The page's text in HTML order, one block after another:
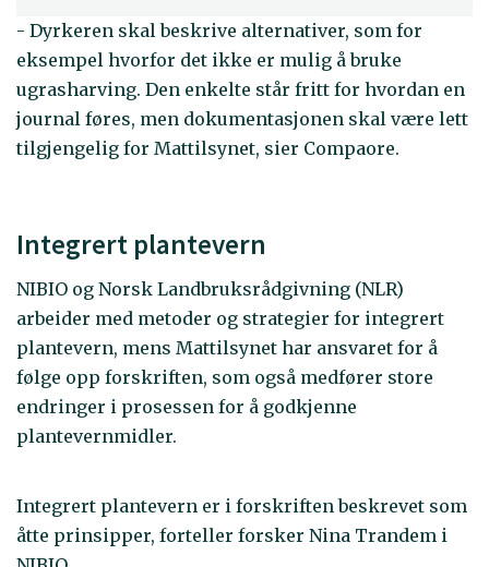
- Dyrkeren skal beskrive alternativer, som for
eksempel hvorfor det ikke er mulig å bruke
ugrasharving. Den enkelte står fritt for hvordan en
journal føres, men dokumentasjonen skal være lett
tilgjengelig for Mattilsynet, sier Compaore.
Integrert plantevern
NIBIO og Norsk Landbruksrådgivning (NLR)
arbeider med metoder og strategier for integrert
plantevern, mens Mattilsynet har ansvaret for å
følge opp forskriften, som også medfører store
endringer i prosessen for å godkjenne
plantevernmidler.
Integrert plantevern er i forskriften beskrevet som
åtte prinsipper, forteller forsker Nina Trandem i